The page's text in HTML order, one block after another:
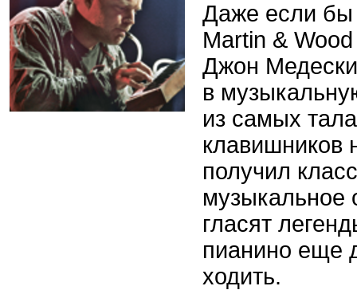
Даже если бы
Martin &
Джон
в
из самых
клавишников
получил
музыкальное
гласят
пианино еще
ходить.